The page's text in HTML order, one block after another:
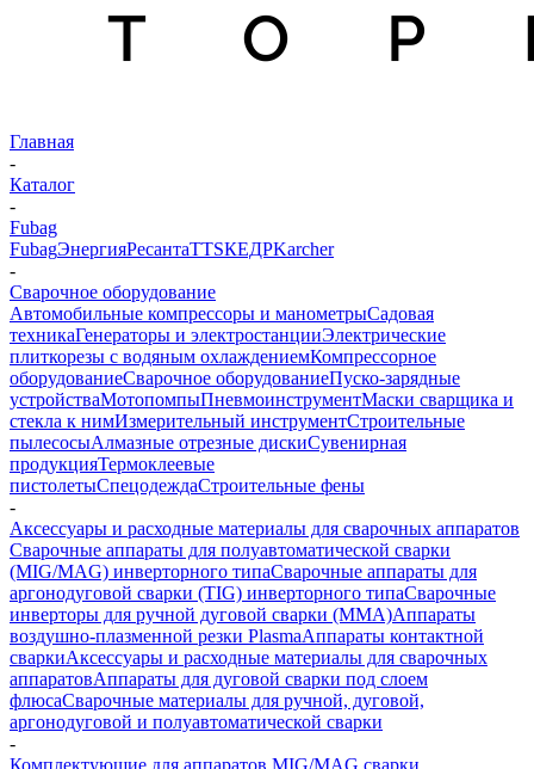
Главная
-
Каталог
-
Fubag
FubagЭнергияРесантаTTSКЕДРKarcher
-
Сварочное оборудование
Автомобильные компрессоры и манометрыСадовая
техникаГенераторы и электростанцииЭлектрические
плиткорезы с водяным охлаждениемКомпрессорное
оборудованиеСварочное оборудованиеПуско-зарядные
устройстваМотопомпыПневмоинструментМаски сварщика и
стекла к нимИзмерительный инструментСтроительные
пылесосыАлмазные отрезные дискиСувенирная
продукцияТермоклеевые
пистолетыСпецодеждаСтроительные фены
-
Аксессуары и расходные материалы для сварочных аппаратов
Сварочные аппараты для полуавтоматической сварки
(MIG/MAG) инверторного типаСварочные аппараты для
аргонодуговой сварки (TIG) инверторного типаСварочные
инверторы для ручной дуговой сварки (MMA)Аппараты
воздушно-плазменной резки PlasmaАппараты контактной
сваркиАксессуары и расходные материалы для сварочных
аппаратовАппараты для дуговой сварки под слоем
флюсаСварочные материалы для ручной, дуговой,
аргонодуговой и полуавтоматической сварки
-
Комплектующие для аппаратов MIG/MAG сварки